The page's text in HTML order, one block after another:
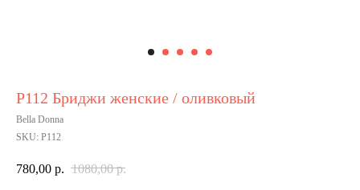
Р112 Бриджи женские / оливковый
Bella Donna
SKU: Р112
780,00 р. 1080,00 р.